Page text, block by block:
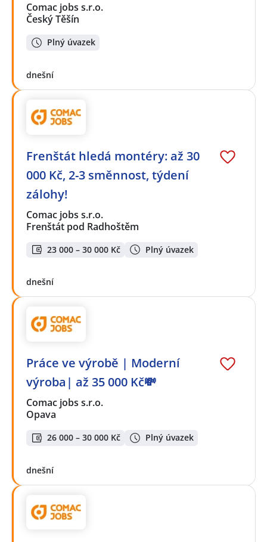
Comac jobs s.r.o.
Český Těšín
Plný úvazek
dnešní
Frenštát hledá montéry: až 30
000 Kč, 2-3 směnnost, týdení
zálohy!
Comac jobs s.r.o.
Frenštát pod Radhoštěm
23 000 – 30 000 Kč Plný úvazek
dnešní
Práce ve výrobě | Moderní
výroba| až 35 000 Kč💸
Comac jobs s.r.o.
Opava
26 000 – 30 000 Kč Plný úvazek
dnešní